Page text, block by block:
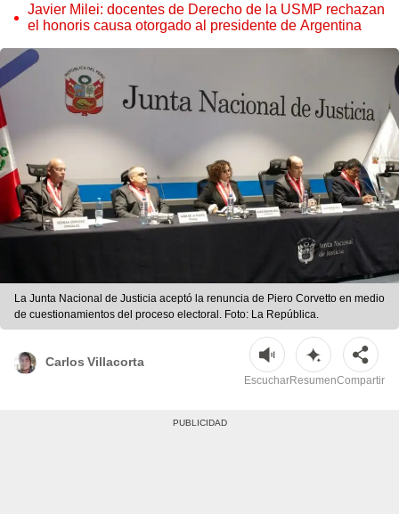
Javier Milei: docentes de Derecho de la USMP rechazan
el honoris causa otorgado al presidente de Argentina
La Junta Nacional de Justicia aceptó la renuncia de Piero Corvetto en medio
de cuestionamientos del proceso electoral. Foto: La República.
Carlos Villacorta
EscucharResumenCompartir